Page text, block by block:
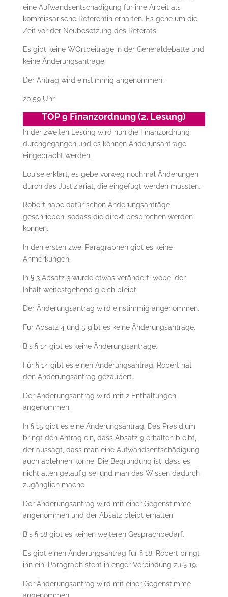
eine Aufwandsentschädigung für ihre Arbeit als
kommissarische Referentin erhalten. Es gehe um die
Zeit vor der Neubesetzung des Referats.
Es gibt keine WOrtbeiträge in der Generaldebatte und
keine Änderungsanträge.
Der Antrag wird einstimmig angenommen.
20:59 Uhr
TOP 9 Finanzordnung (2. Lesung)
In der zweiten Lesung wird nun die Finanzordnung
durchgegangen und es können Änderunsanträge
eingebracht werden.
Louise erklärt, es gebe vorweg nochmal Änderungen
durch das Justiziariat, die eingefügt werden müssten.
Robert habe dafür schon Änderungsanträge
geschrieben, sodass die direkt besprochen werden
können.
In den ersten zwei Paragraphen gibt es keine
Anmerkungen.
In § 3 Absatz 3 wurde etwas verändert, wobei der
Inhalt weitestgehend gleich bleibt.
Der Änderungsantrag wird einstimmig angenommen.
Für Absatz 4 und 5 gibt es keine Änderungsanträge.
Bis § 14 gibt es keine Änderungsanträge.
Für § 14 gibt es einen Änderungsantrag. Robert hat
den Änderungsantrag gezaubert.
Der Änderungsantrag wird mit 2 Enthaltungen
angenommen.
In § 15 gibt es eine Änderungsantrag. Das Präsidium
bringt den Antrag ein, dass Absatz 9 erhalten bleibt,
der aussagt, dass man eine Aufwandsentschädigung
auch ablehnen könne. Die Begründung ist, dass es
nicht allen geläufig sei und man das Wissen dadurch
zugänglich mache.
Der Änderungsantrag wird mit einer Gegenstimme
angenommen und der Absatz bleibt erhalten.
Bis § 18 gibt es keinen weiteren Gesprächbedarf.
Es gibt einen Änderungsantrag für § 18. Robert bringt
ihn ein. Paragraph steht in enger Verbindung zu § 19.
Der Änderungsantrag wird mit einer Gegenstimme